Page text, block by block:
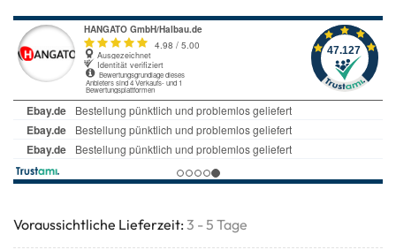
Voraussichtliche Lieferzeit: 3 - 5 Tage